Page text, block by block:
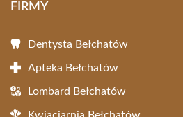
FIRMY
Dentysta Bełchatów
Apteka Bełchatów
Lombard Bełchatów